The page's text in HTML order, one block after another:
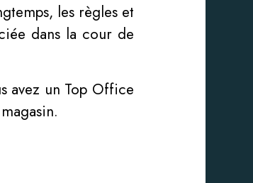
les règles et
dans la cour de
avez un Top Office